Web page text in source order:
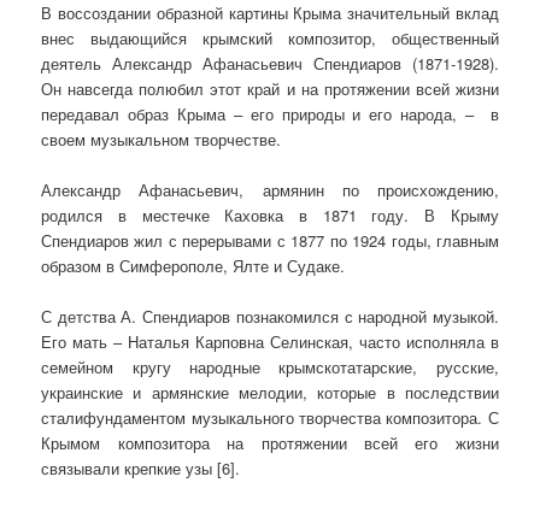
В воссоздании образной картины Крыма значительный вклад
внес выдающийся крымский композитор, общественный
деятель Александр Афанасьевич Спендиаров (1871-1928).
Он навсегда полюбил этот край и на протяжении всей жизни
передавал образ Крыма – его природы и его народа, – в
своем музыкальном творчестве.
Александр Афанасьевич, армянин по происхождению,
родился в местечке Каховка в 1871 году. В Крыму
Спендиаров жил с перерывами с 1877 по 1924 годы, главным
образом в Симферополе, Ялте и Судаке.
С детства А. Спендиаров познакомился с народной музыкой.
Его мать – Наталья Карповна Селинская, часто исполняла в
семейном кругу народные крымскотатарские, русские,
украинские и армянские мелодии, которые в последствии
сталифундаментом музыкального творчества композитора. С
Крымом композитора на протяжении всей его жизни
связывали крепкие узы [6].